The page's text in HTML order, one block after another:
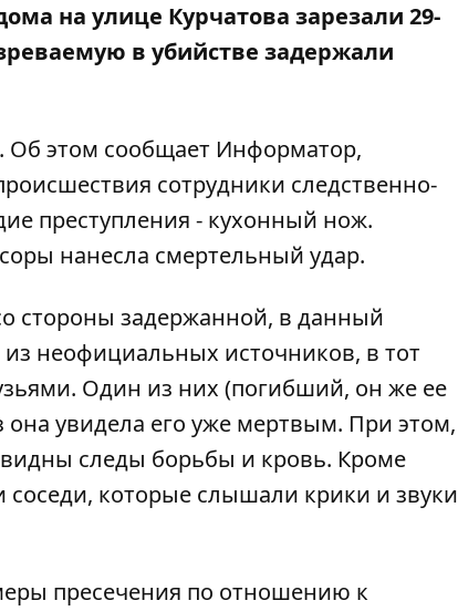
на улице Курчатова зарезали 29-
в убийстве задержали
Об этом сообщает Информатор,
сотрудники следственно-
преступления - кухонный нож.
нанесла смертельный удар.
стороны задержанной, в данный
неофициальных источников, в тот
Один из них (погибший, он же ее
увидела его уже мертвым. При этом,
следы борьбы и кровь. Кроме
которые слышали крики и звуки
пресечения по отношению к